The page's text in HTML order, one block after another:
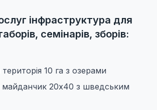
інфраструктура для
семінарів, зборів:
10 га з озерами
20х40 з шведським